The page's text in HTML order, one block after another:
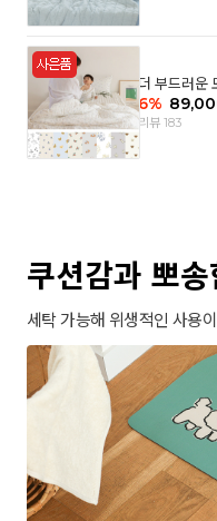
더 부드러운
컬러)
6%
리뷰 183
쿠션감과 뽀
세탁 가능해 위생적인 사용